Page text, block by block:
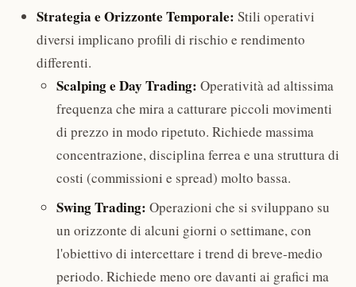
Strategia e Orizzonte Temporale: Stili operativi
diversi implicano profili di rischio e rendimento
differenti.
Scalping e Day Trading: Operatività ad altissima
frequenza che mira a catturare piccoli movimenti
di prezzo in modo ripetuto. Richiede massima
concentrazione, disciplina ferrea e una struttura di
costi (commissioni e spread) molto bassa.
Swing Trading: Operazioni che si sviluppano su
un orizzonte di alcuni giorni o settimane, con
l'obiettivo di intercettare i trend di breve-medio
periodo. Richiede meno ore davanti ai grafici ma